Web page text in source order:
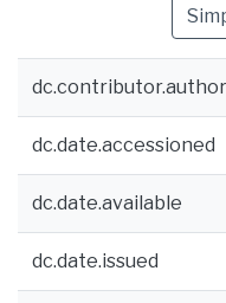
dc.contributor.author
dc.date.accessioned
dc.date.available
dc.date.issued